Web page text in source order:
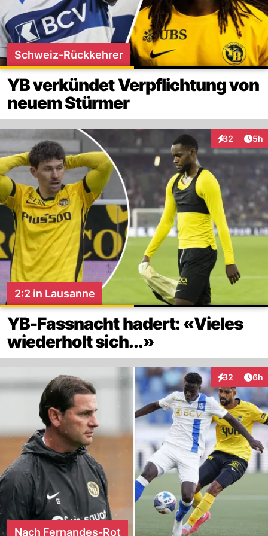
Schweiz-Rückkehrer
YB verkündet Verpflichtung von
neuem Stürmer
32
Interaktionen
5h
2:2 in Lausanne
YB-Fassnacht hadert: «Vieles
wiederholt sich...»
32
Interaktionen
6h
Nach Fernandes-Rot